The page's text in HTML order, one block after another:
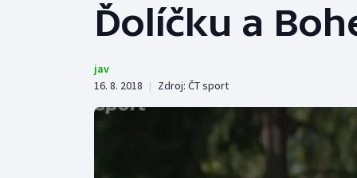
Tenis
Cyklistika
Basketbal
Boby a skeleton
Box
Ďolíčku a
jav
16. 8. 2018 | Zdroj: ČT sport